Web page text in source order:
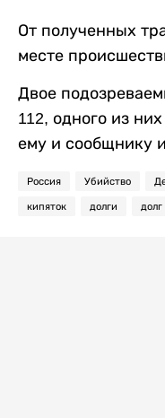
От полученных
месте
Двое
112, одного из
ему и сообщнику
Россия Убийство
кипяток долги долг